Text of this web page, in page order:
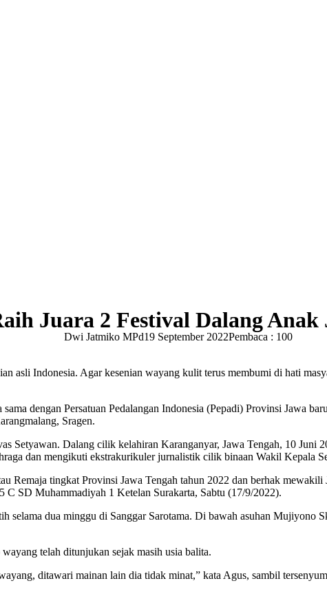
Juara 2 Festival Dalang Anak
Dwi Jatmiko MPd19 September 2022Pembaca : 100
asli Indonesia. Agar kesenian wayang kulit terus membumi di hati
dengan Persatuan Pedalangan Indonesia (Pepadi) Provinsi Jawa
Sragen.
Setyawan. Dalang cilik kelahiran Karanganyar, Jawa Tengah, 10
dan mengikuti ekstrakurikuler jurnalistik cilik binaan Wakil Kepala
Remaja tingkat Provinsi Jawa Tengah tahun 2022 dan berhak
SD Muhammadiyah 1 Ketelan Surakarta, Sabtu (17/9/2022).
dua minggu di Sanggar Sarotama. Di bawah asuhan Mujiyono
telah ditunjukan sejak masih usia balita.
ditawari mainan lain dia tidak minat,” kata Agus, sambil